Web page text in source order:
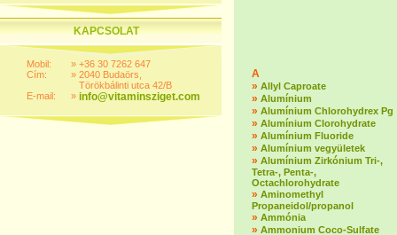
KAPCSOLAT
Mobil:
Cím:
E-mail:
»
»
»
+36 30 7262 647
2040 Budaörs,
Törökbálinti utca 42/B
info@vitaminsziget.com
A
» Allyl Caproate
» Alumínium
» Alumínium Chlorohydrex Pg
» Alumínium Clorohydrate
» Alumínium Fluoride
» Alumínium vegyületek
» Alumínium Zirkónium Tri-,
Tetra-, Penta-,
Octachlorohydrate
» Aminomethyl
Propaneidol/propanol
» Ammónia
» Ammonium Coco-Sulfate